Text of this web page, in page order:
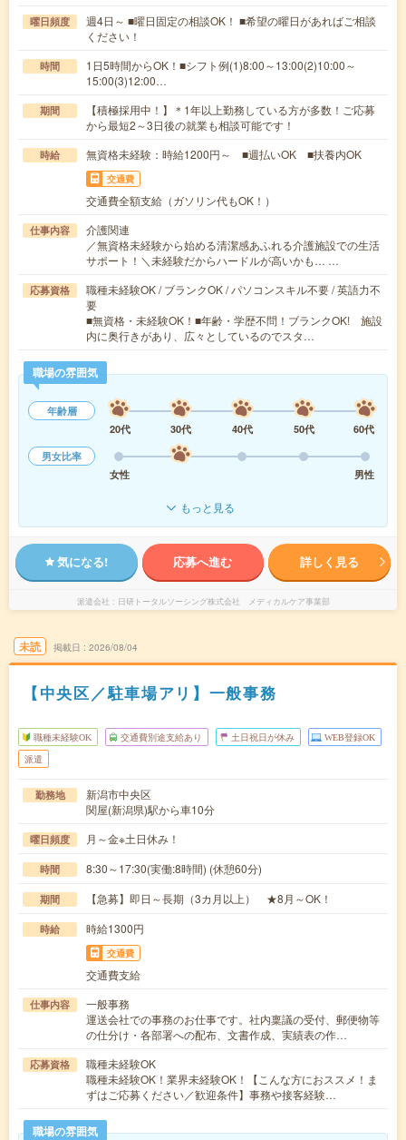
曜日頻度
週4日～ ■曜日固定の相談OK！ ■希望の曜日があればご相談
ください！
時間
1日5時間からOK！■シフト例(1)8:00～13:00(2)10:00～
15:00(3)12:00…
期間
【積極採用中！】＊1年以上勤務している方が多数！ご応募
から最短2～3日後の就業も相談可能です！
時給 無資格未経験：時給1200円～ ■週払いOK ■扶養内OK
交通費
交通費全額支給（ガソリン代もOK！）
仕事内容
介護関連
／無資格未経験から始める清潔感あふれる介護施設での生活
サポート！＼未経験だからハードルが高いかも… …
応募資格
職種未経験OK / ブランクOK / パソコンスキル不要 / 英語力不
要
■無資格・未経験OK！■年齢・学歴不問！ブランクOK! 施設
内に奥行きがあり、広々としているのでスタ…
職場の雰囲気
年齢層
20代
30代 40代 50代
60代
男女比率
女性
男性
もっと見る
気になる! 応募へ進む 詳しく見る
派遣会社 日研トータルソーシング株式会社 メディカルケア事業部
未読 掲載日 2026/08/04
【中央区／駐車場アリ】一般事務
職種未経験OK 交通費別途支給あり 土日祝日が休み WEB登録OK
派遣
勤務地
新潟市中央区
関屋(新潟県)駅から車10分
曜日頻度 月～金※土日休み！
時間 8:30～17:30(実働:8時間) (休憩60分)
期間 【急募】即日～長期（3カ月以上） ★8月～OK！
時給 時給1300円
交通費
交通費支給
仕事内容
一般事務
運送会社での事務のお仕事です。社内稟議の受付、郵便物等
の仕分け・各部署への配布、文書作成、実績表の作…
応募資格
職種未経験OK
職種未経験OK！業界未経験OK！【こんな方におススメ！ま
ずはご応募ください／歓迎条件】事務や接客経験…
職場の雰囲気